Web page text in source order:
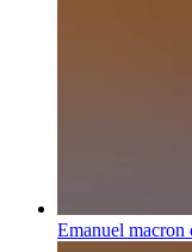
Emanuel